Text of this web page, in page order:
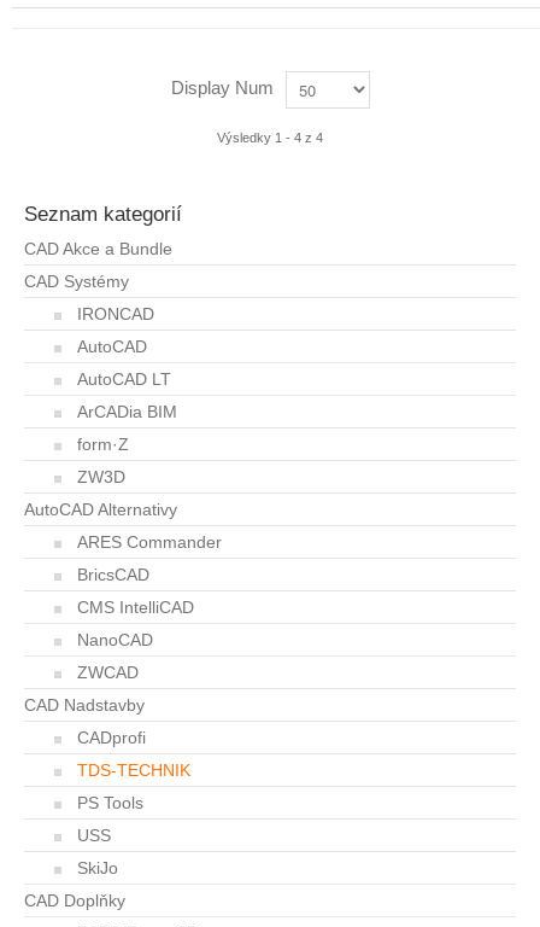
Display Num
Výsledky 1 - 4 z 4
Seznam kategorií
CAD Akce a Bundle
CAD Systémy
IRONCAD
AutoCAD
AutoCAD LT
ArCADia BIM
form·Z
ZW3D
AutoCAD Alternativy
ARES Commander
BricsCAD
CMS IntelliCAD
NanoCAD
ZWCAD
CAD Nadstavby
CADprofi
TDS-TECHNIK
PS Tools
USS
SkiJo
CAD Doplňky